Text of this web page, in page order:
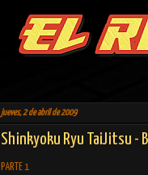
jueves, 2 de abril de 2009
Shinkyoku Ryu TaiJitsu -
PARTE 1